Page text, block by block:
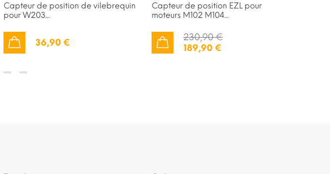
Capteur de position de vilebrequin
pour W203...
36,90 €
Capteur de position EZL pour
moteurs M102 M104...
230,90 €
189,90 €